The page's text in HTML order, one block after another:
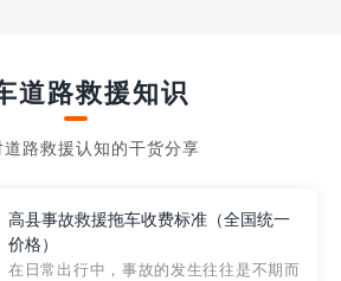
道路救援知识
道路救援认知的干货分享
高县事故救援拖车收费标准（全国统一
价格）
在日常出行中，事故的发生往往是不期而